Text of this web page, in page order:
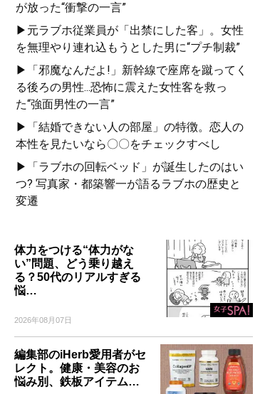
が放った“衝撃の一言”
▶元ラブホ従業員が「出禁にした客」。女性
を無理やり連れ込もうとした男に“プチ制裁”
▶「邪魔なんだよ!」新幹線で座席を蹴ってく
る後ろの男性...恐怖に震えた女性客を救っ
た“強面男性の一言”
▶「結婚できない人の部屋」の特徴。恋人の
本性を見たいなら〇〇をチェックすべし
▶「ラブホの回転ベッド」が誕生したのはい
つ? 写真家・都築響一が語るラブホの歴史と
変遷
体力をつける“体力がな
い”問題、どう乗り越え
る？50代のリアルすぎる
悩…
2026年08月07日
編集部のiHerb愛用者がセ
レクト。健康・美容のお
悩み別、鉄板アイテム…